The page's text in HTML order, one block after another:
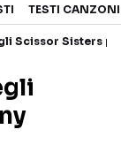
TESTI CANZONI
Scissor Sisters